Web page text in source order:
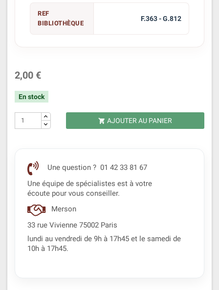
REF
BIBLIOTHÈQUE
F.363 - G.812
2,00 €
En stock
 AJOUTER AU PANIER
Une question ? 01 42 33 81 67
Une équipe de spécialistes est à votre
écoute pour vous conseiller.
Merson
33 rue Vivienne 75002 Paris
lundi au vendredi de 9h à 17h45 et le samedi de
10h à 17h45.